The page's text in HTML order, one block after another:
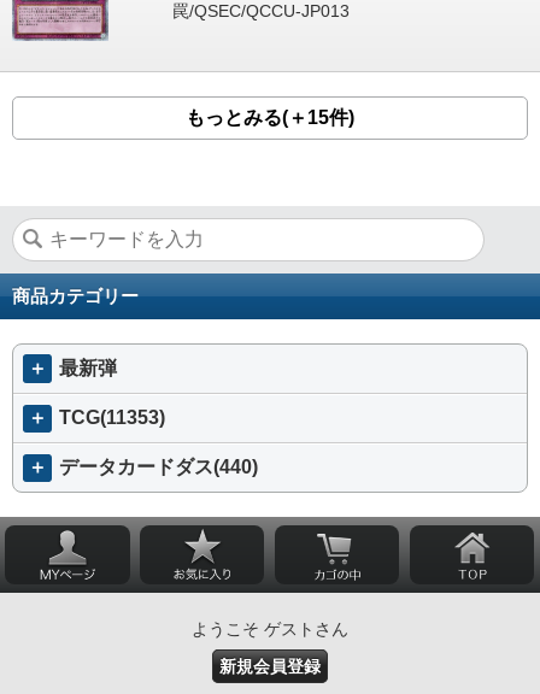
罠/QSEC/QCCU-JP013
もっとみる(＋15件)
商品カテゴリー
＋ 最新弾
＋ TCG(11353)
＋ データカードダス(440)
ようこそ ゲストさん
新規会員登録